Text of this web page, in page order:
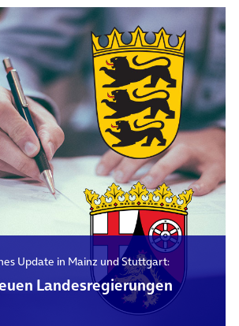
Update in Mainz und Stuttgart:
Landesregierungen